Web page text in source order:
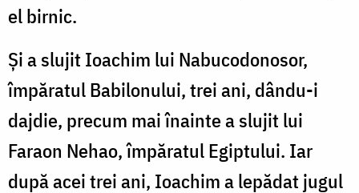
el birnic.
Și a slujit Ioachim lui Nabucodonosor,
împăratul Babilonului, trei ani, dându-i
dajdie, precum mai înainte a slujit lui
Faraon Nehao, împăratul Egiptului. Iar
după acei trei ani, Ioachim a lepădat jugul